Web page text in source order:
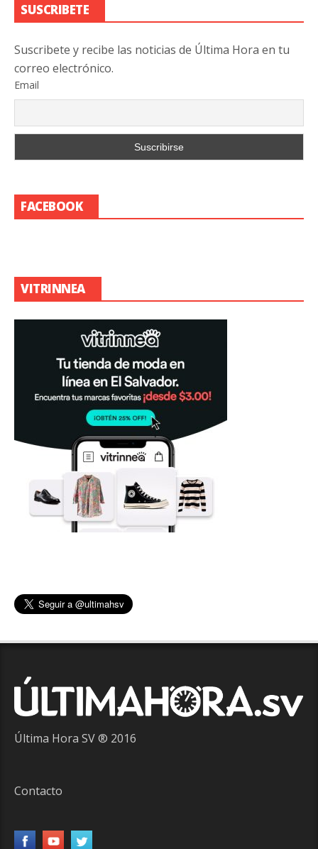
SUSCRIBETE
Suscribete y recibe las noticias de Última Hora en tu
correo electrónico.
Email
FACEBOOK
VITRINNEA
Última Hora SV ® 2016
Contacto